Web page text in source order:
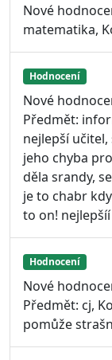
Nové
matematika,
Hodnocení
Nové
Předmět:
nejlepší
jeho chyba
děla srandy,
je to chabr
to on! nejlepšíí
Hodnocení
Nové
Předmět: cj,
pomůže